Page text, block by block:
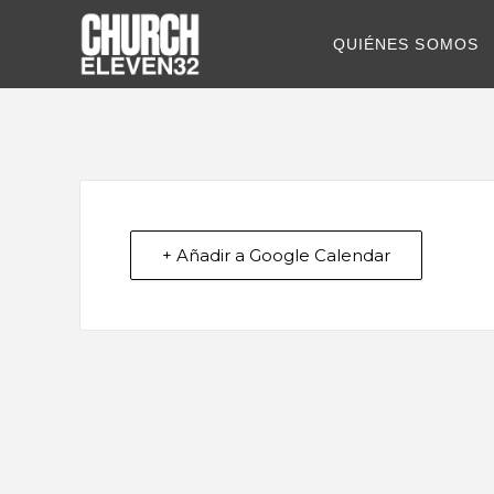
QUIÉNES SOMOS
+ Añadir a Google Calendar